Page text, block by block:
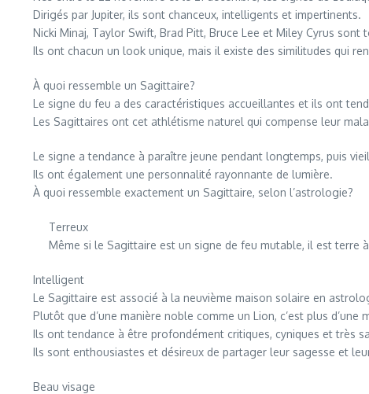
Dirigés par Jupiter, ils sont chanceux, intelligents et impertinents.
Nicki Minaj, Taylor Swift, Brad Pitt, Bruce Lee et Miley Cyrus
Ils ont chacun un look unique, mais il existe des similitudes qui
À quoi ressemble un Sagittaire?
Le signe du feu a des caractéristiques accueillantes et ils ont
Les Sagittaires ont cet athlétisme naturel qui compense leur
Le signe a tendance à paraître jeune pendant longtemps, puis
Ils ont également une personnalité rayonnante de lumière.
À quoi ressemble exactement un Sagittaire, selon l’astrologie?
Terreux
Même si le Sagittaire est un signe de feu mutable, il est terre
Intelligent
Le Sagittaire est associé à la neuvième maison solaire en
Plutôt que d’une manière noble comme un Lion, c’est plus d’une
Ils ont tendance à être profondément critiques, cyniques et très
Ils sont enthousiastes et désireux de partager leur sagesse et
Beau visage